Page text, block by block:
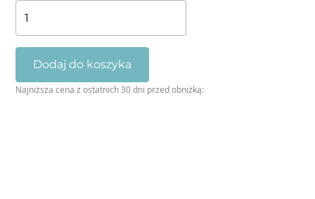
Ananasek
Dodaj do koszyka
Najniższa cena z ostatnich 30 dni przed obniżką: